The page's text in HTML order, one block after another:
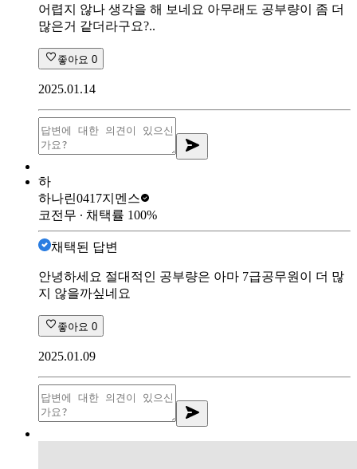
어렵지 않나 생각을 해 보네요 아무래도 공부량이 좀 더
많은거 같더라구요?..
좋아요 0
2025.01.14
하
하나린0417지멘스
코전무 ∙ 채택률 100%
채택된 답변
안녕하세요 절대적인 공부량은 아마 7급공무원이 더 많
지 않을까싶네요
좋아요 0
2025.01.09